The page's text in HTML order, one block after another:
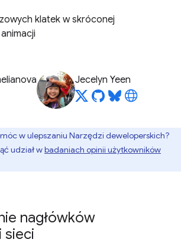
klatek w skróconej
Jecelyn Yeen
w ulepszaniu Narzędzi deweloperskich?
udział wbadaniach opinii użytkowników
nagłówków
sieci